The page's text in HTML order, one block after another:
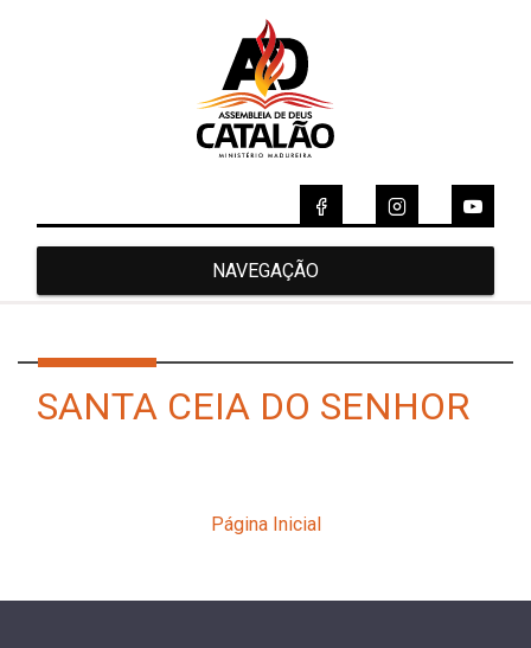
NAVEGAÇÃO
SANTA CEIA DO SENHOR
Página Inicial